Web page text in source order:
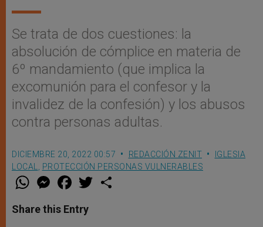
Se trata de dos cuestiones: la
absolución de cómplice en materia de
6º mandamiento (que implica la
excomunión para el confesor y la
invalidez de la confesión) y los abusos
contra personas adultas.
DICIEMBRE 20, 2022 00:57 REDACCIÓN ZENIT
IGLESIA
LOCAL, PROTECCIÓN PERSONAS VULNERABLES
W
t
s
M
e
s
e
F
a
e
b
w
Share this Entry